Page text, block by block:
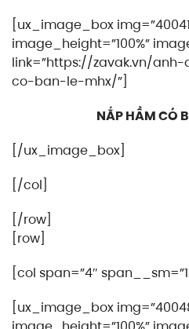
[ux_image_box
image_height=”100%”
link=”https://zavak.vn/
co-ban-le-mhx/”]
NẮP HẦM CÓ
[/ux_image_box]
[/col]
[/row]
[row]
[col span=”4″
[ux_image_box